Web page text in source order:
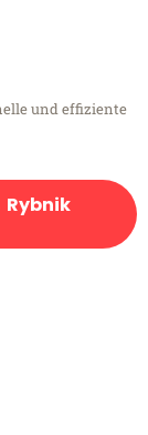
und effiziente